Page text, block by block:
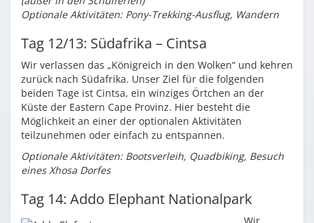
Optionale Aktivitäten: Pony-Trekking-Ausflug, Wandern
Tag 12/13: Südafrika – Cintsa
Wir verlassen das „Königreich in den Wolken“ und kehren
zurück nach Südafrika. Unser Ziel für die folgenden
beiden Tage ist Cintsa, ein winziges Örtchen an der
Küste der Eastern Cape Provinz. Hier besteht die
Möglichkeit an einer der optionalen Aktivitäten
teilzunehmen oder einfach zu entspannen.
Optionale Aktivitäten: Bootsverleih, Quadbiking, Besuch
eines Xhosa Dorfes
Tag 14: Addo Elephant Nationalpark